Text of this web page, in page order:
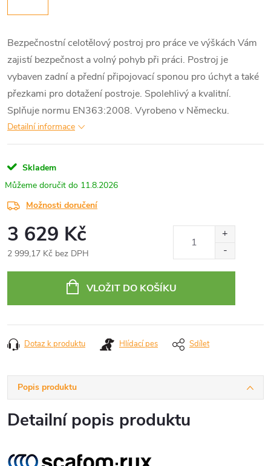
Bezpečnostní celotělový postroj pro práce ve výškách Vám
zajistí bezpečnost a volný pohyb při práci. Postroj je
vybaven zadní a přední připojovací sponou pro úchyt a také
přezkami pro dotažení postroje. Spolehlivý a kvalitní.
Splňuje normu EN363:2008. Vyrobeno v Německu.
Detailní informace
Skladem
11.8.2026
Možnosti doručení
3 629 Kč
2 999,17 Kč bez DPH
VLOŽIT DO KOŠÍKU
Dotaz k produktu Hlídací pes Sdílet
Popis produktu
Detailní popis produktu